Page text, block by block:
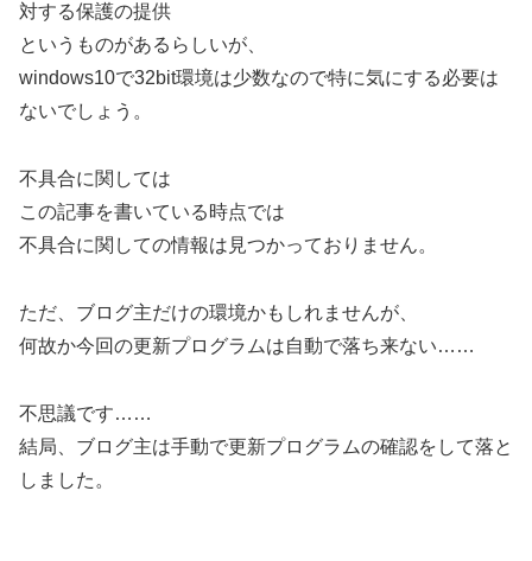
対する保護の提供
というものがあるらしいが、
windows10で32bit環境は少数なので特に気にする必要は
ないでしょう。
不具合に関しては
この記事を書いている時点では
不具合に関しての情報は見つかっておりません。
ただ、ブログ主だけの環境かもしれませんが、
何故か今回の更新プログラムは自動で落ち来ない……
不思議です……
結局、ブログ主は手動で更新プログラムの確認をして落と
しました。